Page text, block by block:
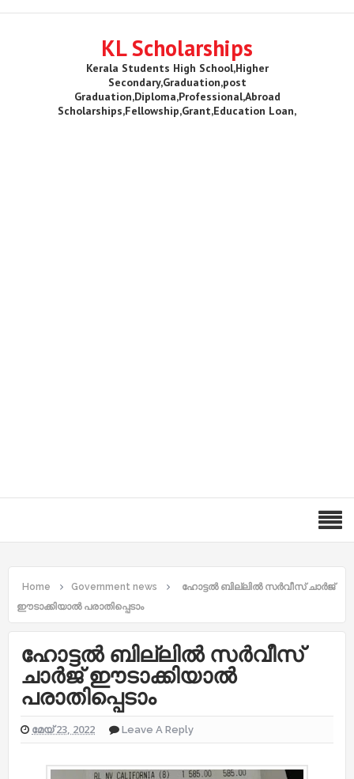
KL Scholarships
Kerala Students High School,Higher
Secondary,Graduation,post
Graduation,Diploma,Professional,Abroad
Scholarships,Fellowship,Grant,Education Loan,
Home Government news
ഹോട്ടല്‍ ബില്ലില്‍ സര്‍വീസ് ചാര്‍ജ്
ഈടാക്കിയാല്‍ പരാതിപ്പെടാം
ഹോട്ടല്‍ ബില്ലില്‍ സര്‍വീസ്
ചാര്‍ജ് ഈടാക്കിയാല്‍
പരാതിപ്പെടാം
മേയ് 23, 2022 Leave A Reply